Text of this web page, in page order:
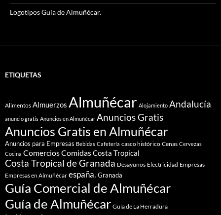
Logotipos Guía de Almuñécar.
ETIQUETAS
Alimentos Almuerzos Almuñécar Alojamiento Andalucía
anuncio gratis Anuncios en Almuñécar Anuncios Gratis
Anuncios Gratis en Almuñécar
Anuncios para Empresas Bebidas Cafetería casco histórico Cenas Cervezas
Cocina ComerciosComidasCosta Tropical
Costa Tropical de Granada Desayunos Electricidad Empresas
Empresas en Almuñécar españa. Granada
Guía Comercial de Almuñécar
Guía de Almuñécar Guía de La Herradura